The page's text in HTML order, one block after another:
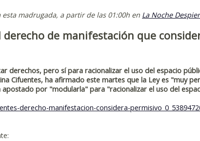
madrugada, a partir de las 01:00h en La Noche
de manifestación que
derechos, pero sí para racionalizar el uso del espacio
Cifuentes, ha afirmado este martes que la Ley es "muy
por "modularla" para "racionalizar el uso del
derecho-manifestacion-considera-